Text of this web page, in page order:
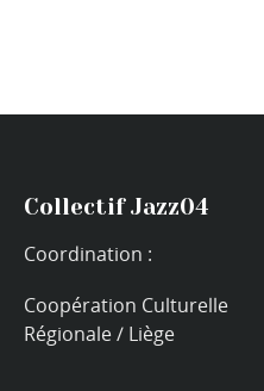
Collectif Jazz04
Coordination :
Coopération Culturelle
Régionale / Liège